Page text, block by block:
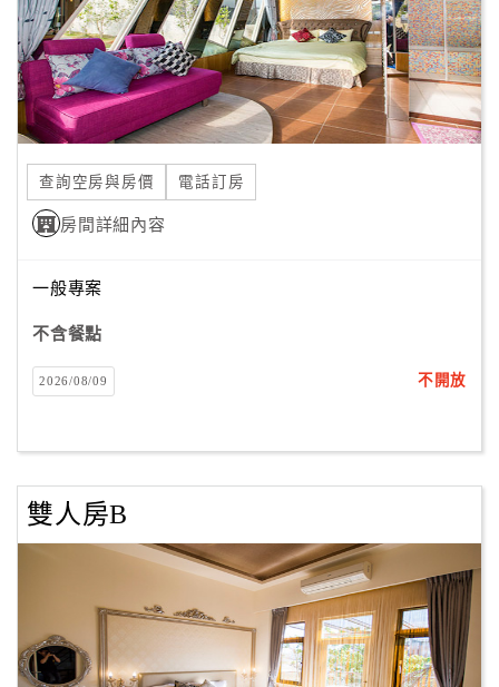
滿
意
度
訂
單
管
理
員
戶
客
服
聯
Line
線
查詢空房與房價 電話訂房
房間詳細內容
一般專案
不含餐點
2026/08/09 不開放
雙人房B